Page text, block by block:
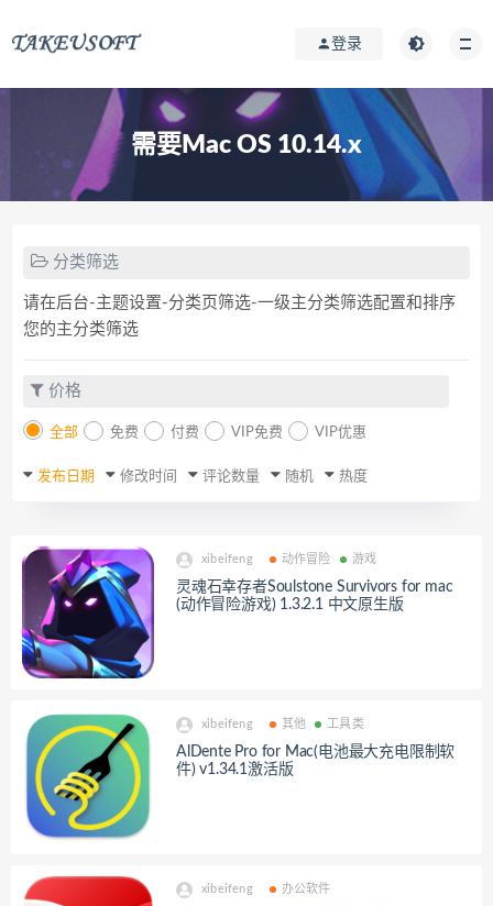
登录
需要Mac OS 10.14.x
分类筛选
请在后台-主题设置-分类页筛选-一级主分类筛选配置和排序
您的主分类筛选
价格
全部 免费 付费 VIP免费 VIP优惠
发布日期 修改时间 评论数量 随机 热度
xibeifeng 动作冒险 游戏
灵魂石幸存者Soulstone Survivors for mac
(动作冒险游戏) 1.3.2.1 中文原生版
xibeifeng 其他 工具类
AlDente Pro for Mac(电池最大充电限制软
件) v1.34.1激活版
xibeifeng 办公软件